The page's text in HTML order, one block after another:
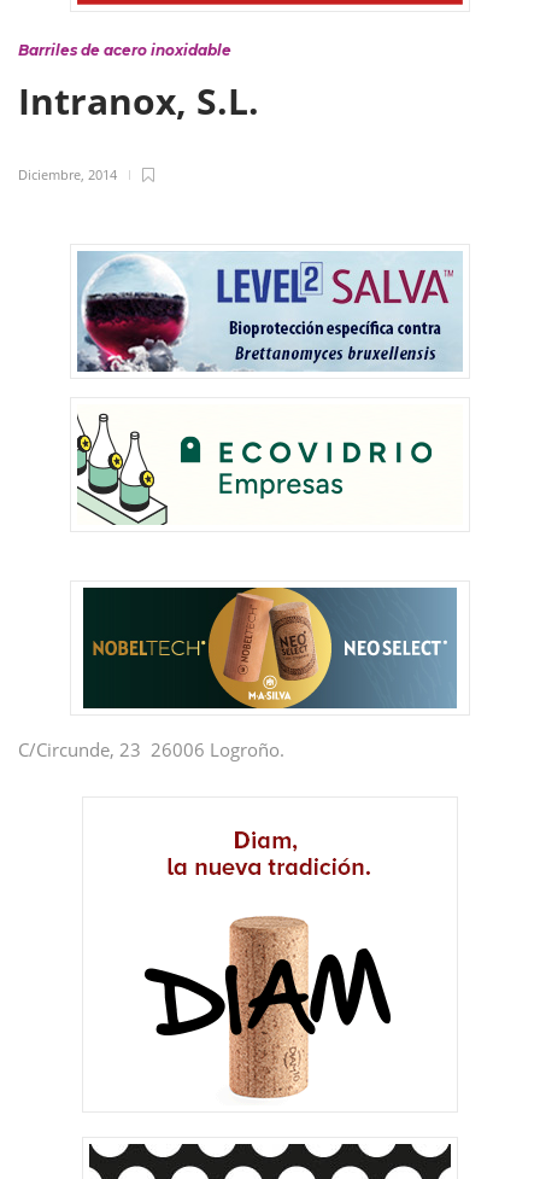
Barriles de acero inoxidable
Intranox, S.L.
Diciembre, 2014
C/Circunde, 23 26006 Logroño.